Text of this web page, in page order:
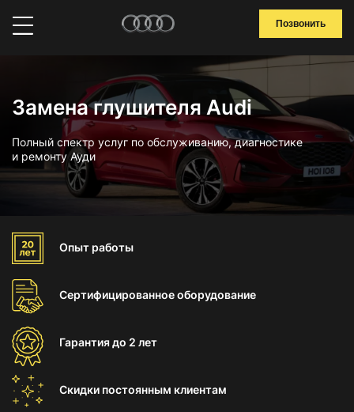
Позвонить
Замена глушителя Audi
Полный спектр услуг по обслуживанию, диагностике
и ремонту Ауди
Опыт работы
Сертифицированноеоборудование
Гарантиядо 2 лет
Скидки постоянным клиентам